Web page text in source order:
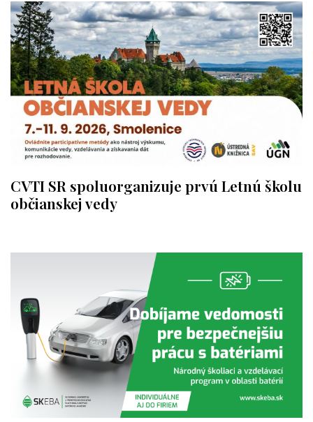
CVTI SR spoluorganizuje prvú Letnú školu
občianskej vedy